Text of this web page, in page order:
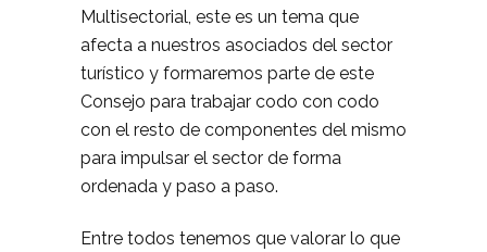
Multisectorial, este es un tema que
afecta a nuestros asociados del sector
turístico y formaremos parte de este
Consejo para trabajar codo con codo
con el resto de componentes del mismo
para impulsar el sector de forma
ordenada y paso a paso.
Entre todos tenemos que valorar lo que